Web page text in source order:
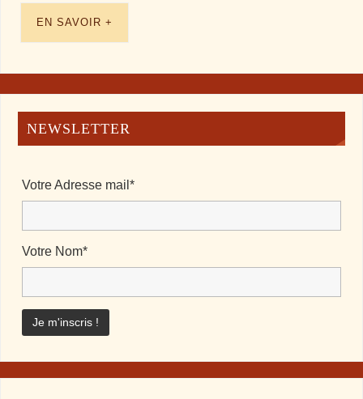
EN SAVOIR +
NEWSLETTER
Votre Adresse mail*
Votre Nom*